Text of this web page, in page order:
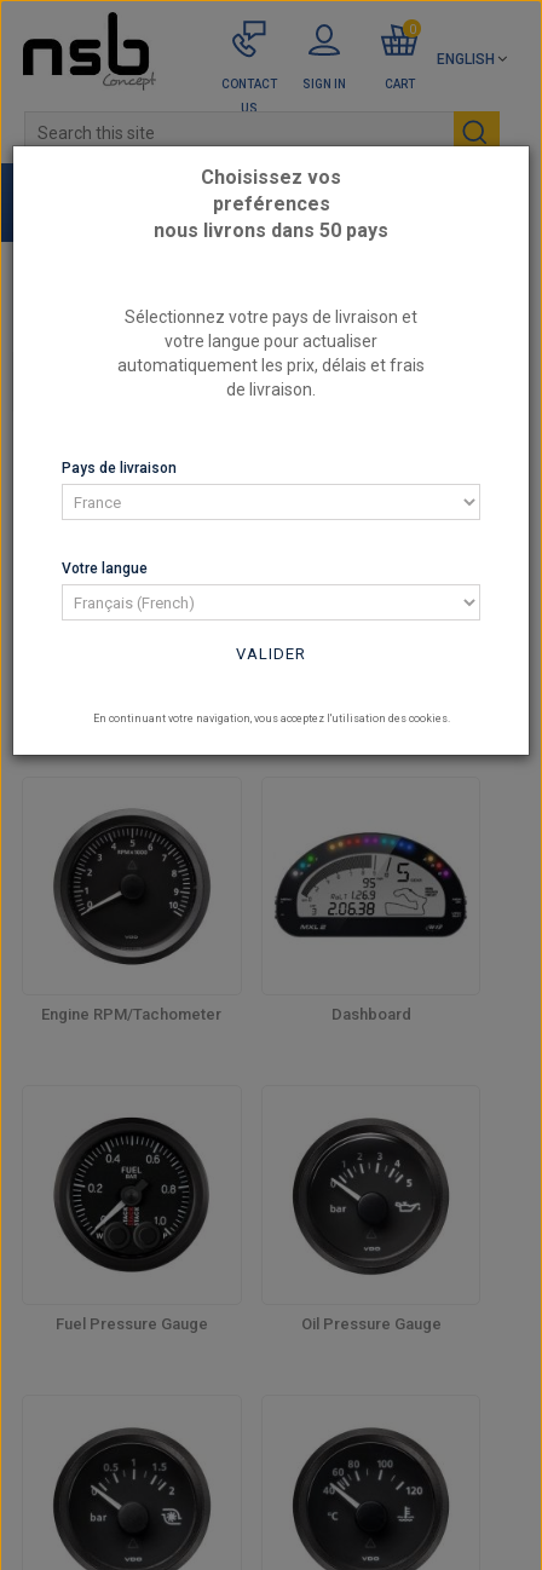
ENGLISH
CONTACT
US
SIGN IN CART
0
UNIVERSAL MANOMETER
Engine RPM/Tachometer Dashboard
Fuel Pressure Gauge Oil Pressure Gauge
Choisissez vos
preférences
nous livrons dans 50 pays
Sélectionnez votre pays de livraison et
votre langue pour actualiser
automatiquement les prix, délais et frais
de livraison.
Pays de livraison
Votre langue
VALIDER
En continuant votre navigation, vous acceptez l'utilisation des cookies.